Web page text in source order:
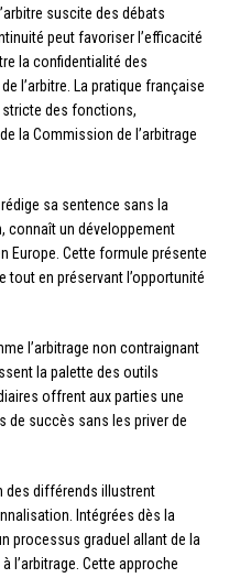
suscite des débats
peut favoriser l’efficacité
la confidentialité des
l’arbitre. La pratique française
stricte des fonctions,
la Commission de l’arbitrage
sa sentence sans la
connaît un développement
Europe. Cette formule présente
tout en préservant l’opportunité
l’arbitrage non contraignant
la palette des outils
offrent aux parties une
de succès sans les priver de
des différends illustrent
Intégrées dès la
processus graduel allant de la
l’arbitrage. Cette approche